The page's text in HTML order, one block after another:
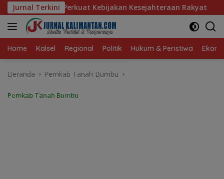
Langsung
ke
konten
Jurnal Terkini
Kesejahteraan Rakyat Baru 10 Persen,
Home Kalsel Regional Politik Hukum & Peristiwa
Beranda Pemkab Tanah Bumbu
Pemkab Tanah Bumbu